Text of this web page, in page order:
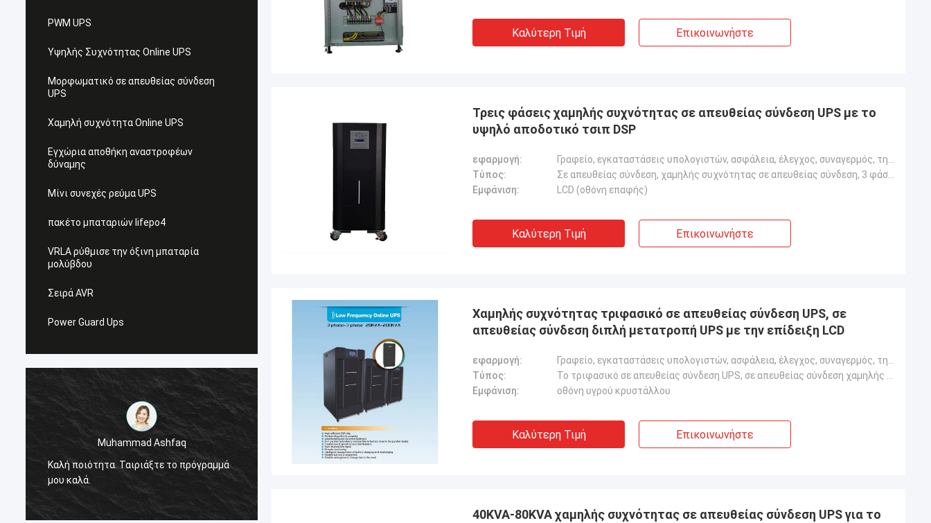
PWM UPS
Υψηλής Συχνότητας Online UPS
Μορφωματικό σε απευθείας σύνδεση
UPS
Χαμηλή συχνότητα Online UPS
Εγχώρια αποθήκη αναστροφέων
δύναμης
Μίνι συνεχές ρεύμα UPS
πακέτο μπαταριών lifepo4
VRLA ρύθμισε την όξινη μπαταρία
μολύβδου
Σειρά AVR
Power Guard Ups
Muhammad Ashfaq
Καλή ποιότητα. Ταιριάξτε το πρόγραμμά
μου καλά.
Stamatis Ελλάδα
Είμαι πολύ ικανοποιημένος με τα
Καλύτερη Τιμή Επικοινωνήστε
Τρεις φάσεις χαμηλής συχνότητας σε απευθείας σύνδεση UPS με το
υψηλό αποδοτικό τσιπ DSP
εφαρμογή:
Τύπος:
Εμφάνιση:
LCD (οθόνη επαφής)
Καλύτερη Τιμή Επικοινωνήστε
Χαμηλής συχνότητας τριφασικό σε απευθείας σύνδεση UPS, σε
απευθείας σύνδεση διπλή μετατροπή UPS με την επίδειξη LCD
εφαρμογή:
Τύπος:
Εμφάνιση:
οθόνη υγρού κρυστάλλου
Καλύτερη Τιμή Επικοινωνήστε
40KVA-80KVA χαμηλής συχνότητας σε απευθείας σύνδεση UPS για το